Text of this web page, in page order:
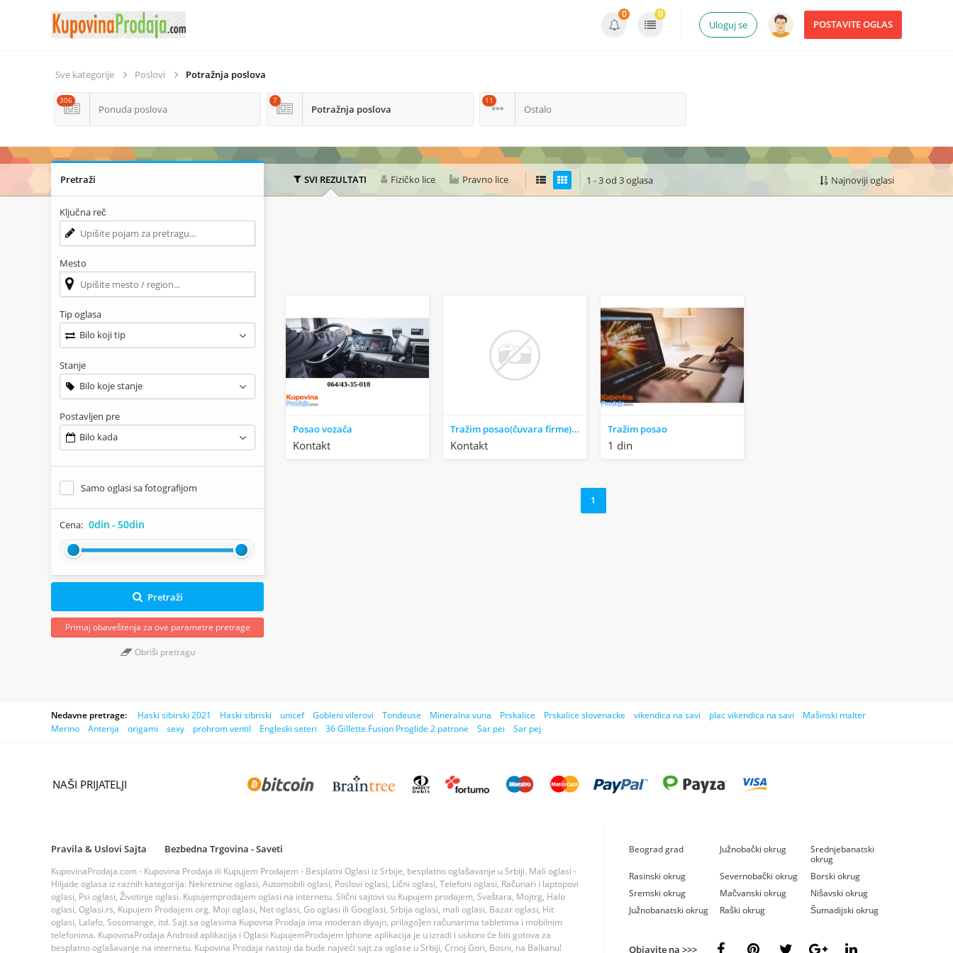
POSTAVITE OGLAS
Uloguj se
0 0
Sve kategorije Poslovi Potražnja poslova
Ponuda poslova
306
Potražnja poslova
7
Ostalo
11
SVI REZULTATI Fizičko lice Pravno lice 1 - 3 od 3 oglasa Najnoviji oglasi
Posao vozača
Kontakt
Tražim posao(čuvara firme)baš,u:Velikoj Plani
Kontakt
Tražim posao
1 din
1
Pretraži
Ključna reč
Mesto
Tip oglasa
Bilo koji tip
Stanje
Bilo koje stanje
Postavljen pre
Bilo kada
Samo oglasi sa fotografijom
Cena: 0din - 50din
Pretraži
Primaj obaveštenja za ove parametre pretrage
Obriši pretragu
Nedavne pretrage: Haski sibirski 2021 Haski sibriski unicef Gobleni vilerovi Tondeuse Mineralna vuna Prskalice Prskalice slovenacke vikendica na savi plac vikendica na savi
Mašinski malter
Merino
Anterija origami sexy prohrom ventil Engleski seteri 36 Gillette Fusion Proglide 2 patrone Sar pei Sar pej
NAŠI PRIJATELJI
Pravila & Uslovi Sajta Bezbedna Trgovina - Saveti
KupovinaProdaja.com - Kupovina Prodaja ili Kupujem Prodajem - Besplatni Oglasi iz Srbije, besplatno oglašavanje u Srbiji. Mali oglasi -
Hiljade oglasa iz raznih kategorija: Nekretnine oglasi, Automobili oglasi, Poslovi oglasi, Lični oglasi, Telefoni oglasi, Računari i laptopovi
oglasi, Psi oglasi, Životinje oglasi. Kupujemprodajem oglasi na internetu. Slični sajtovi su Kupujem prodajem, Svaštara, Mojtrg, Halo
oglasi, Oglasi.rs, Kupujem Prodajem org, Moji oglasi, Net oglasi, Go oglasi ili Googlasi, Srbija oglasi, mali oglasi, Bazar oglasi, Hit
oglasi, Lalafo, Sosomange, itd. Sajt sa oglasima Kupovna Prodaja ima moderan diyajn, prilago]en računarima tabletima i mobilnim
telefonima. KupovinaProdaja Android aplikacija i Oglasi KupujemProdajem Iphone aplikacija je u izradi i uskoro će biti gotova za
besplatno oglašavanje na internetu. Kupovina Prodaja nastoji da bude najveći sajt za oglase u Srbiji, Crnoj Gori, Bosni, na Balkanu!
Beograd grad Južnobački okrug
Srednjebanatski
okrug
Rasinski okrug
Severnobački okrug
Borski okrug
Sremski okrug
Mačvanski okrug
Nišavski okrug
Južnobanatski okrug
Raški okrug Šumadijski okrug
Objavite na >>>